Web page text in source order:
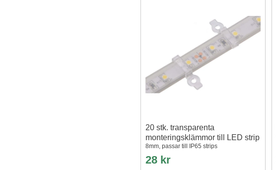
20 stk. transparenta
monteringsklämmor till LED strip
8mm, passar till IP65 strips
28 kr